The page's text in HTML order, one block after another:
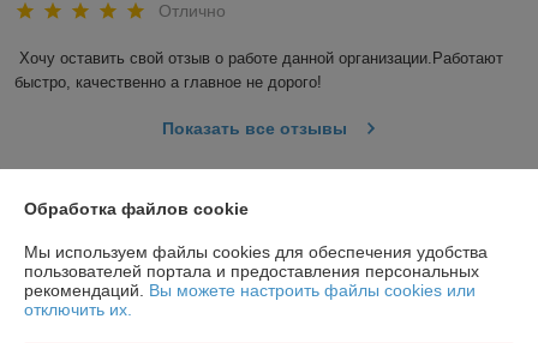
Отлично
Хочу оставить свой отзыв о работе данной организации.Работают
быстро, качественно а главное не дорого!
Показать все отзывы
О нас
Контакты
Обработка файлов cookie
Мы используем файлы cookies для обеспечения удобства
пользователей портала и предоставления персональных
рекомендаций. Вы можете настроить файлы cookies или
отключить их.